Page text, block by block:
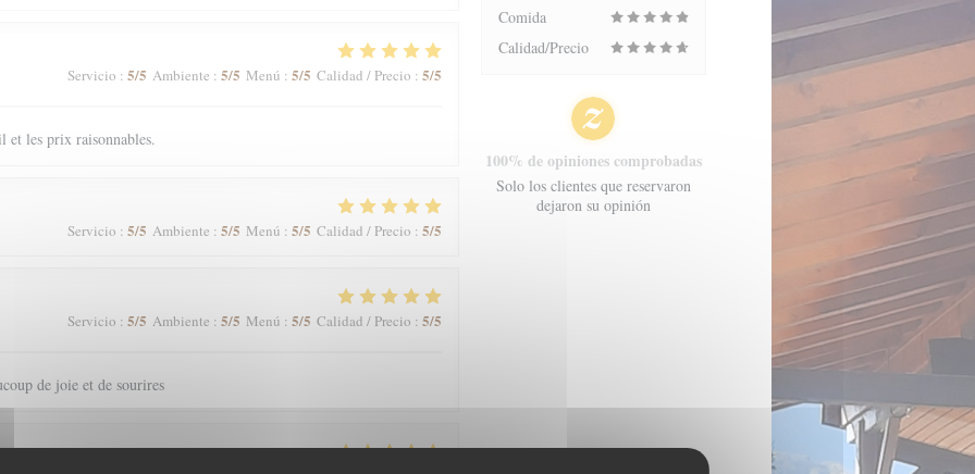
Servicio : 5/5 Ambiente : 5/5 Menú : 5/5 Calidad / Precio : 5/5
et les prix raisonnables.
Servicio : 5/5 Ambiente : 5/5 Menú : 5/5 Calidad / Precio : 5/5
Servicio : 5/5 Ambiente : 5/5 Menú : 5/5 Calidad / Precio : 5/5
de joie et de sourires
Comida
Calidad/Precio
100% de opiniones comprobadas
Solo los clientes que reservaron
dejaron su opinión